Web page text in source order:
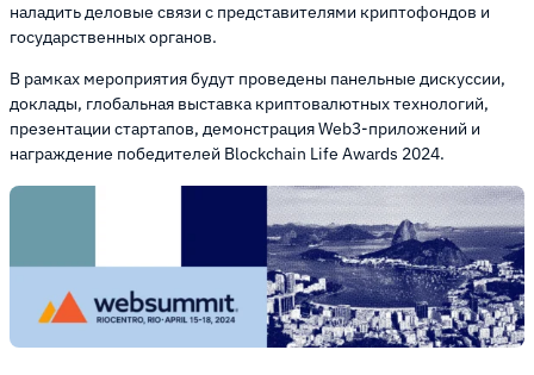
наладить деловые связи с представителями криптофондов и
государственных органов.
В рамках мероприятия будут проведены панельные дискуссии,
доклады, глобальная выставка криптовалютных технологий,
презентации стартапов, демонстрация Web3-приложений и
награждение победителей Blockchain Life Awards 2024.